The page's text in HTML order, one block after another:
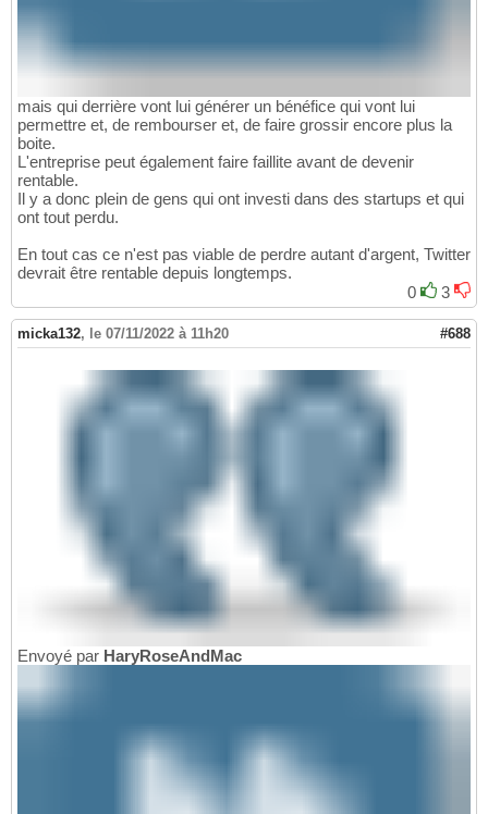
mais qui derrière vont lui générer un bénéfice qui vont lui
permettre et, de rembourser et, de faire grossir encore plus la
boite.
L'entreprise peut également faire faillite avant de devenir
rentable.
Il y a donc plein de gens qui ont investi dans des startups et qui
ont tout perdu.
En tout cas ce n'est pas viable de perdre autant d'argent, Twitter
devrait être rentable depuis longtemps.
0
3
micka132, le 07/11/2022 à 11h20 #688
Envoyé par HaryRoseAndMac